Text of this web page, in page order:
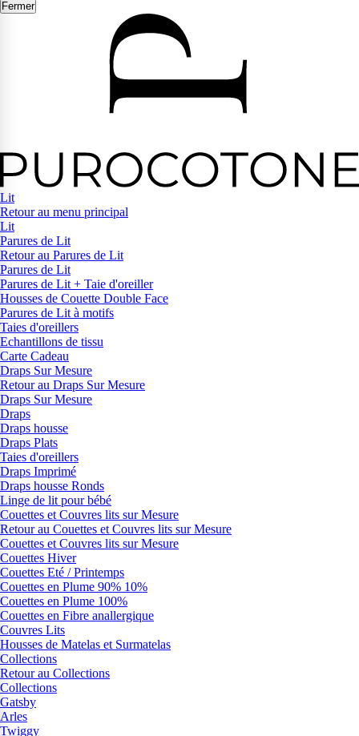
Fermer
Lit
Retour au menu principal
Lit
Parures de Lit
Retour au Parures de Lit
Parures de Lit
Parures de Lit + Taie d'oreiller
Housses de Couette Double Face
Parures de Lit à motifs
Taies d'oreillers
Echantillons de tissu
Carte Cadeau
Draps Sur Mesure
Retour au Draps Sur Mesure
Draps Sur Mesure
Draps
Draps housse
Draps Plats
Taies d'oreillers
Draps Imprimé
Draps housse Ronds
Linge de lit pour bébé
Couettes et Couvres lits sur Mesure
Retour au Couettes et Couvres lits sur Mesure
Couettes et Couvres lits sur Mesure
Couettes Hiver
Couettes Eté / Printemps
Couettes en Plume 90% 10%
Couettes en Plume 100%
Couettes en Fibre anallergique
Couvres Lits
Housses de Matelas et Surmatelas
Collections
Retour au Collections
Collections
Gatsby
Arles
Twiggy